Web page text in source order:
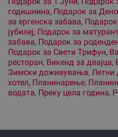
годишнина, Подарок за
за ергенска забава,
јубилеј, Подарок за
забава, Подарок за
Подарок за Свети Трифун,
ресторан, Викенд за двајца,
Зимски доживувања, Летни
хотел, Планинарење,
водата, Преку цела година,